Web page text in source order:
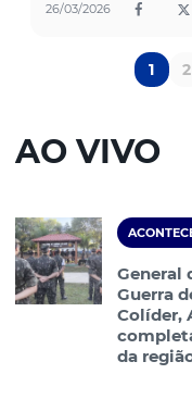
26/03/2026
1 2
AO VIVO
General
Guerra
Colíder,
da